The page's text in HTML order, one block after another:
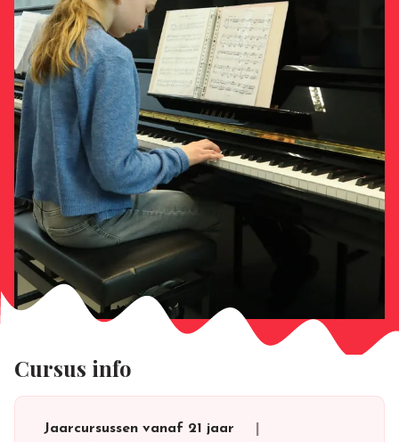
Cursus info
Jaarcursussen vanaf 21 jaar